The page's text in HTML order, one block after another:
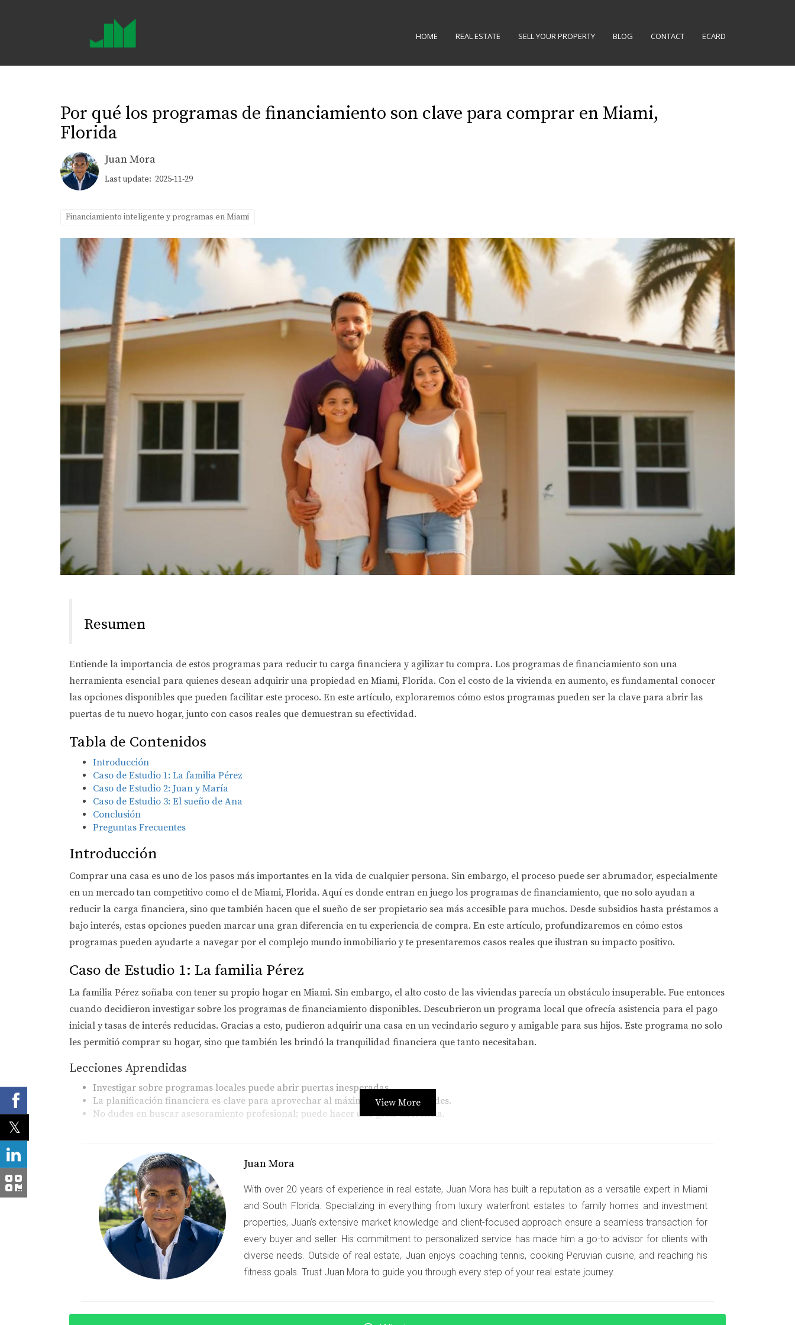
HOME REAL ESTATE SELL YOUR PROPERTY BLOG CONTACT ECARD
Por qué los programas de financiamiento son clave para comprar en Miami,
Florida
Juan Mora
Last update: 2025-11-29
Financiamiento inteligente y programas en Miami
Resumen
Entiende la importancia de estos programas para reducir tu carga financiera y agilizar tu compra. Los programas de financiamiento son una
herramienta esencial para quienes desean adquirir una propiedad en Miami, Florida. Con el costo de la vivienda en aumento, es fundamental conocer
las opciones disponibles que pueden facilitar este proceso. En este artículo, exploraremos cómo estos programas pueden ser la clave para abrir las
puertas de tu nuevo hogar, junto con casos reales que demuestran su efectividad.
Tabla de Contenidos
Introducción
Caso de Estudio 1: La familia Pérez
Caso de Estudio 2: Juan y María
Caso de Estudio 3: El sueño de Ana
Conclusión
Preguntas Frecuentes
Introducción
Comprar una casa es uno de los pasos más importantes en la vida de cualquier persona. Sin embargo, el proceso puede ser abrumador, especialmente
en un mercado tan competitivo como el de Miami, Florida. Aquí es donde entran en juego los programas de financiamiento, que no solo ayudan a
reducir la carga financiera, sino que también hacen que el sueño de ser propietario sea más accesible para muchos. Desde subsidios hasta préstamos a
bajo interés, estas opciones pueden marcar una gran diferencia en tu experiencia de compra. En este artículo, profundizaremos en cómo estos
programas pueden ayudarte a navegar por el complejo mundo inmobiliario y te presentaremos casos reales que ilustran su impacto positivo.
Caso de Estudio 1: La familia Pérez
La familia Pérez soñaba con tener su propio hogar en Miami. Sin embargo, el alto costo de las viviendas parecía un obstáculo insuperable. Fue entonces
cuando decidieron investigar sobre los programas de financiamiento disponibles. Descubrieron un programa local que ofrecía asistencia para el pago
inicial y tasas de interés reducidas. Gracias a esto, pudieron adquirir una casa en un vecindario seguro y amigable para sus hijos. Este programa no solo
les permitió comprar su hogar, sino que también les brindó la tranquilidad financiera que tanto necesitaban.
Lecciones Aprendidas
Investigar sobre programas locales puede abrir puertas inesperadas.
La planificación financiera es clave para aprovechar al máximo las oportunidades.
No dudes en buscar asesoramiento profesional; puede hacer una gran diferencia.
Juan y María eran una pareja joven que se mudó a Miami con grandes sueños pero limitados recursos económicos. Al principio, se sintieron
desanimados por los precios del mercado inmobiliario. Sin embargo, al asistir a un taller sobre financiamiento para compradores primerizos, se
enteraron de un programa estatal que ofrecía préstamos con condiciones favorables. Con esta nueva información, decidieron aplicar y fueron
aprobados rápidamente. Hoy en día, disfrutan de su acogedora casa cerca del mar y sienten que todo su esfuerzo valió la pena.
Impacto del Programa
Facilitó el acceso a vivienda asequible.
Proporcionó educación financiera invaluable.
Caso de Estudio 3: El sueño de Ana
View More
Juan Mora
With over 20 years of experience in real estate, Juan Mora has built a reputation as a versatile expert in Miami
and South Florida. Specializing in everything from luxury waterfront estates to family homes and investment
properties, Juan’s extensive market knowledge and client-focused approach ensure a seamless transaction for
every buyer and seller. His commitment to personalized service has made him a go-to advisor for clients with
diverse needs. Outside of real estate, Juan enjoys coaching tennis, cooking Peruvian cuisine, and reaching his
fitness goals. Trust Juan Mora to guide you through every step of your real estate journey.